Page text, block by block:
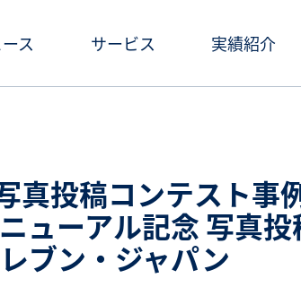
ス サービス
クリエイティブ制作・撮影
SNS投稿キャンペーン
実績紹介
真投稿コンテスト
ューアル記念 写真
ブン・ジャパン